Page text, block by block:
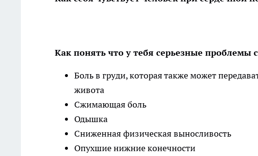
Как понять что у тебя серьезные проблемы
Боль в груди, которая также может
живота
Сжимающая боль
Одышка
Сниженная физическая выносливость
Опухшие нижние конечности